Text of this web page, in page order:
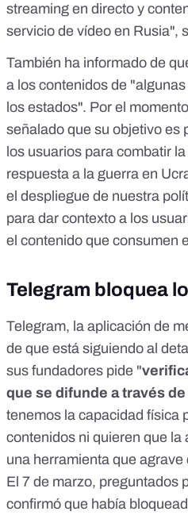
streaming en directo y
servicio de vídeo en Rusia",
También ha informado de
a los contenidos de
los estados". Por el
señalado que su objetivo es
los usuarios para combatir
respuesta a la guerra en
el despliegue de nuestra
para dar contexto a los
el contenido que consumen
Telegram bloquea
Telegram, la aplicación de
de que está siguiendo al
sus fundadores pide "
que se difunde a través
tenemos la capacidad física
contenidos ni quieren que
una herramienta que
El 7 de marzo, preguntados
confirmó que había